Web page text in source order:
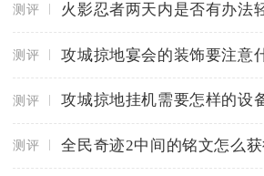
测评
测评 攻城掠地宴会的装饰要注意
测评 攻城掠地挂机需要怎样的设
测评 全民奇迹2中间的铭文怎么